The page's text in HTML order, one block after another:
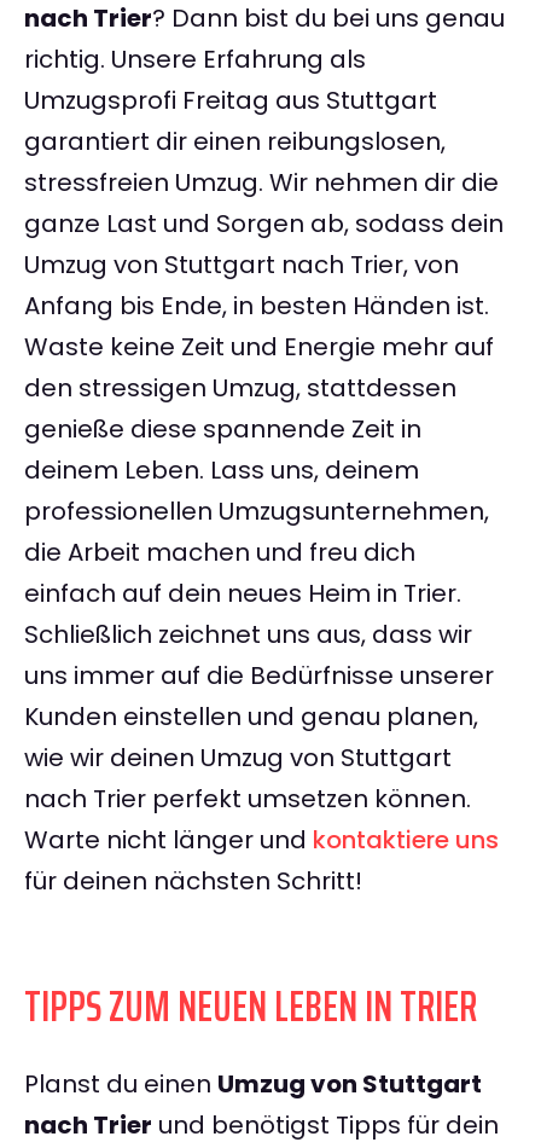
nach Trier? Dann bist du bei uns genau
richtig. Unsere Erfahrung als
Umzugsprofi Freitag aus Stuttgart
garantiert dir einen reibungslosen,
stressfreien Umzug. Wir nehmen dir die
ganze Last und Sorgen ab, sodass dein
Umzug von Stuttgart nach Trier, von
Anfang bis Ende, in besten Händen ist.
Waste keine Zeit und Energie mehr auf
den stressigen Umzug, stattdessen
genieße diese spannende Zeit in
deinem Leben. Lass uns, deinem
professionellen Umzugsunternehmen,
die Arbeit machen und freu dich
einfach auf dein neues Heim in Trier.
Schließlich zeichnet uns aus, dass wir
uns immer auf die Bedürfnisse unserer
Kunden einstellen und genau planen,
wie wir deinen Umzug von Stuttgart
nach Trier perfekt umsetzen können.
Warte nicht länger und kontaktiere uns
für deinen nächsten Schritt!
TIPPS ZUM NEUEN LEBEN IN TRIER
Planst du einen Umzug von Stuttgart
nach Trier und benötigst Tipps für dein